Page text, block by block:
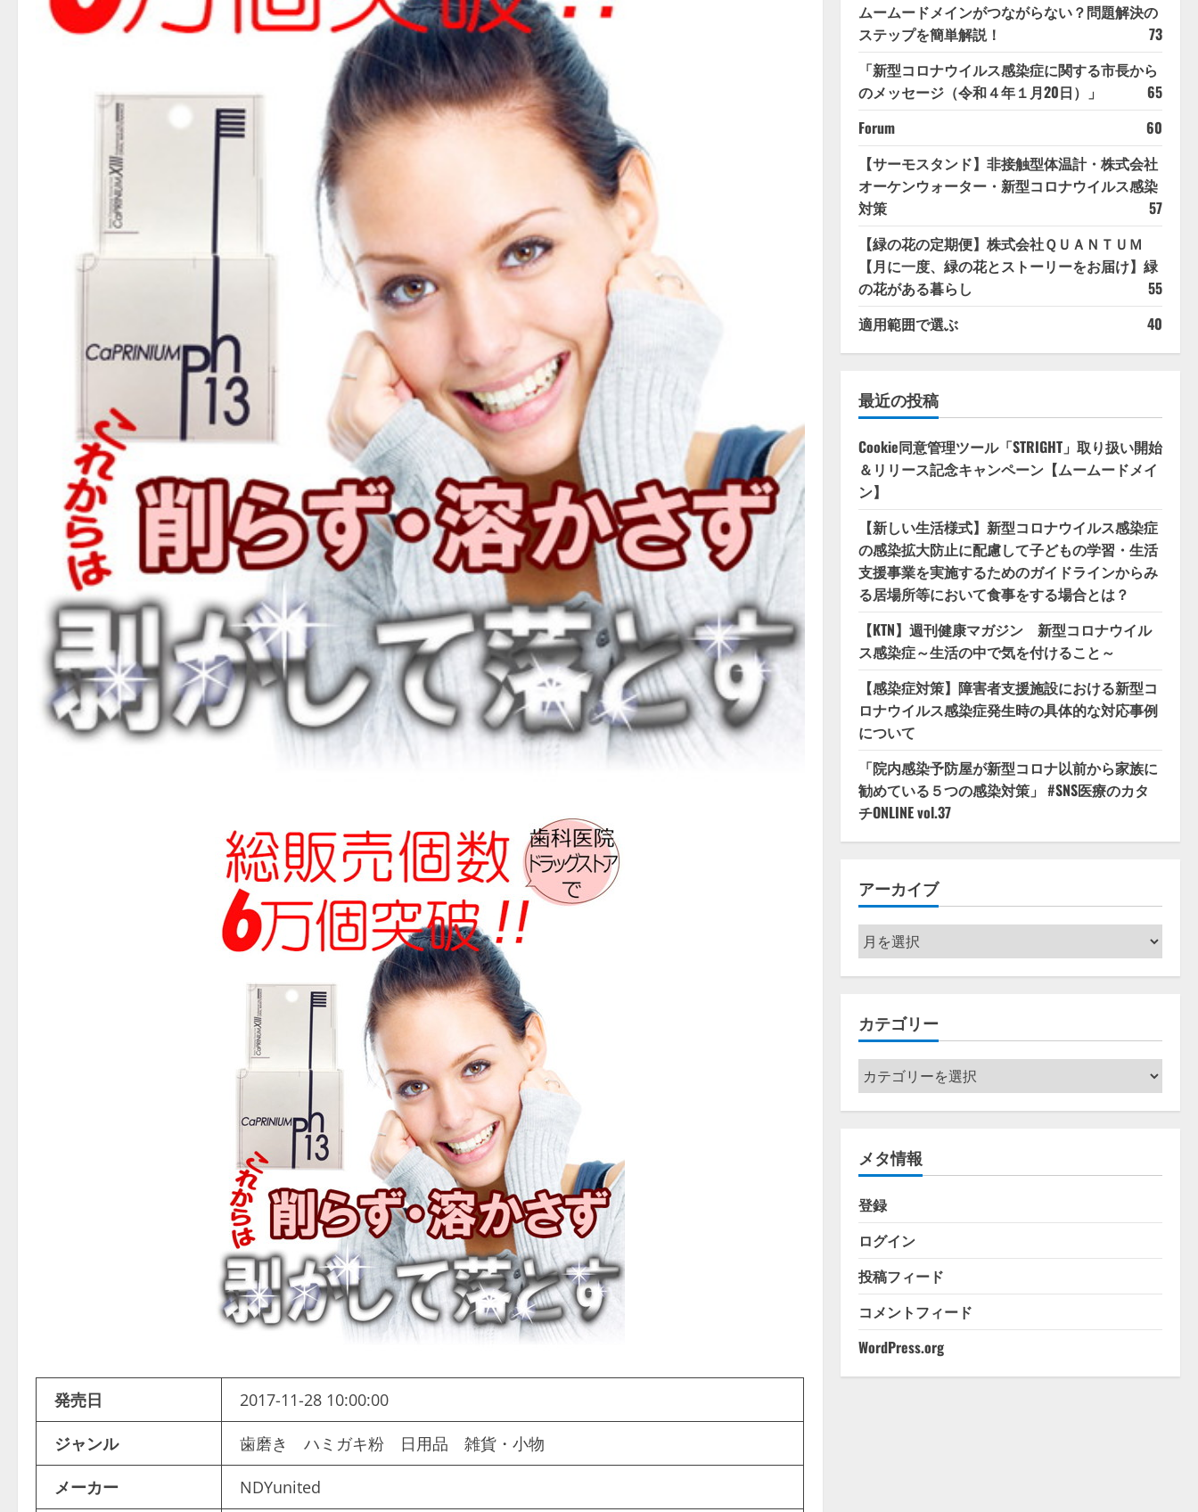
発売日 2017-11-28 10:00:00
ジャンル 歯磨き ハミガキ粉 日用品 雑貨・小物
メーカー NDYunited
ムームードメインがつながらない？問題解決の
ステップを簡単解説！
73
「新型コロナウイルス感染症に関する市長から
のメッセージ（令和４年１月20日）」
65
Forum
60
【サーモスタンド】非接触型体温計・株式会社
オーケンウォーター・新型コロナウイルス感染
対策
57
【緑の花の定期便】株式会社ＱＵＡＮＴＵＭ
【月に一度、緑の花とストーリーをお届け】緑
の花がある暮らし
55
適用範囲で選ぶ
40
最近の投稿
Cookie同意管理ツール「STRIGHT」取り扱い開始
＆リリース記念キャンペーン【ムームードメイ
ン】
【新しい生活様式】新型コロナウイルス感染症
の感染拡大防止に配慮して子どもの学習・生活
支援事業を実施するためのガイドラインからみ
る居場所等において食事をする場合とは？
【KTN】週刊健康マガジン 新型コロナウイル
ス感染症～生活の中で気を付けること～
【感染症対策】障害者支援施設における新型コ
ロナウイルス感染症発生時の具体的な対応事例
について
「院内感染予防屋が新型コロナ以前から家族に
勧めている５つの感染対策」 #SNS医療のカタ
チONLINE vol.37
アーカイブ
ア
ー
カ
ブ
カテゴリー
カ
テ
ゴ
ー
メタ情報
登録
ログイン
投稿フィード
コメントフィード
WordPress.org